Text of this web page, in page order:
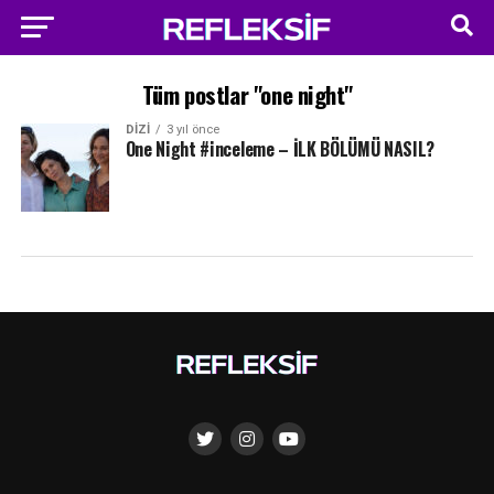
Tüm postlar "one night"
DIZI 3 yıl önce
One Night #inceleme – İLK BÖLÜMÜ NASIL?